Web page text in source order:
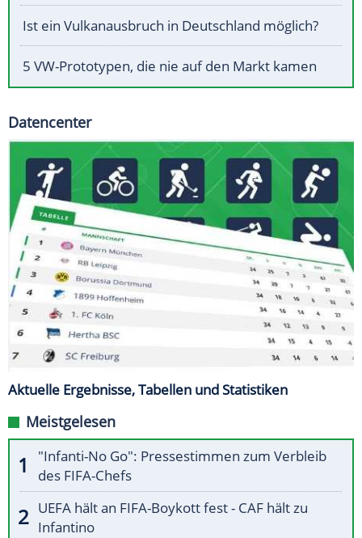
Ist ein Vulkanausbruch in Deutschland möglich?
5 VW-Prototypen, die nie auf den Markt kamen
Datencenter
Aktuelle Ergebnisse, Tabellen und Statistiken
Meistgelesen
"Infanti-No Go": Pressestimmen zum Verbleib
des FIFA-Chefs
UEFA hält an FIFA-Boykott fest - CAF hält zu
Infantino